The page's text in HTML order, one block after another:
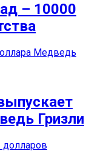
– 10000
Гризли